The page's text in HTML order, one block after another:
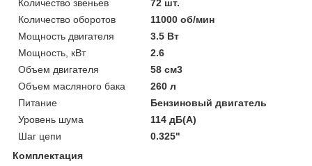
Количество звеньев
72 шт.
Количество оборотов
11000 об/мин
Мощность двигателя
3.5 Вт
Мощность, кВт
2.6
Объем двигателя
58 см3
Объем масляного бака
260 л
Питание
Бензиновый двигатель
Уровень шума
114 дБ(А)
Шаг цепи
0.325"
Комплектация